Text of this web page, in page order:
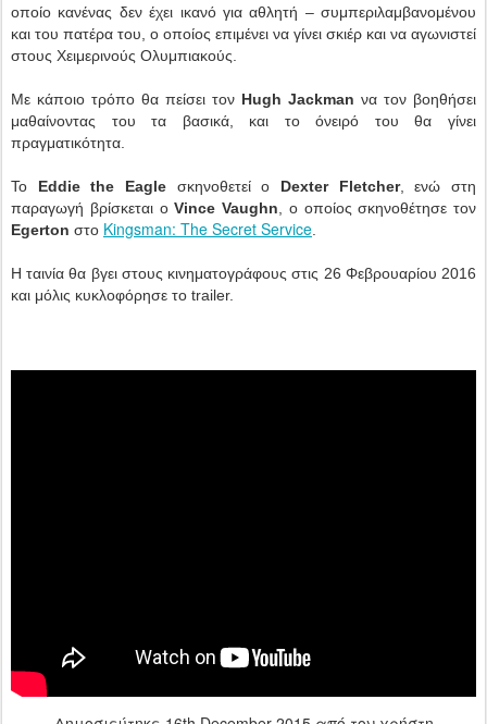
οποίο κανένας δεν έχει ικανό για αθλητή – συμπεριλαμβανομένου
και του πατέρα του, ο οποίος επιμένει να γίνει σκιέρ και να αγωνιστεί
στους Χειμερινούς Ολυμπιακούς.
Με κάποιο τρόπο θα πείσει τον Hugh Jackman να τον βοηθήσει
μαθαίνοντας του τα βασικά, και το όνειρό του θα γίνει
πραγματικότητα.
Το Eddie the Eagle σκηνοθετεί ο Dexter Fletcher, ενώ στη
παραγωγή βρίσκεται οVince Vaughn , ο οποίος σκηνοθέτησε τον
Egerton στο Kingsman: The Secret Service
Η ταινία θα βγει στους κινηματογράφους στις 26 Φεβρουαρίου 2016
και μόλις κυκλοφόρησε το trailer.